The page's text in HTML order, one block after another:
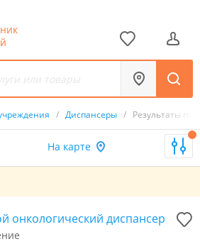
/ Диспансеры / Результаты
На карте
онкологический диспансер